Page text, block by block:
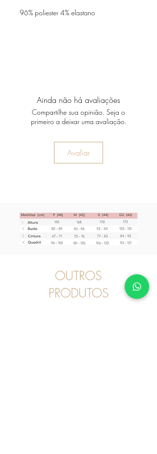
96% poliester 4% elastano
Ainda não há avaliações
Compartilhe sua opinião. Seja o
primeiro a deixar uma avaliação.
Avaliar
OUTROS
PRODUTOS